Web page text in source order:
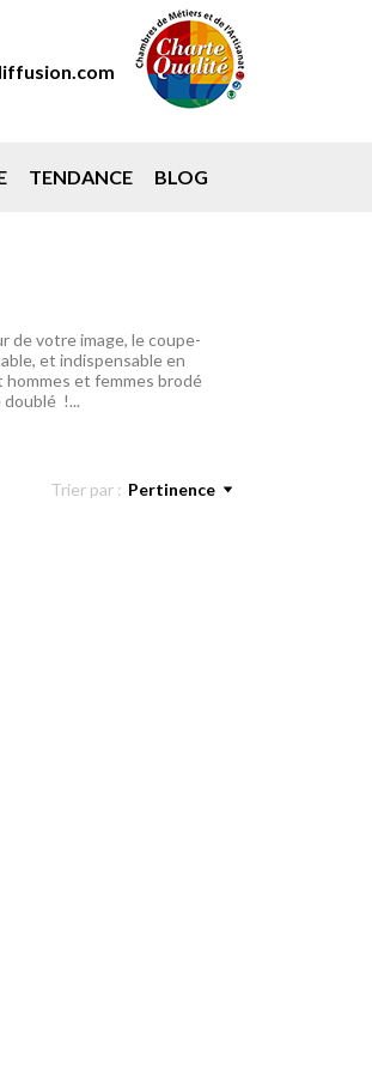
TENDANCE BLOG
de votre image, le coupe-
et indispensable en
et femmes brodé
!...
Trier par : Pertinence